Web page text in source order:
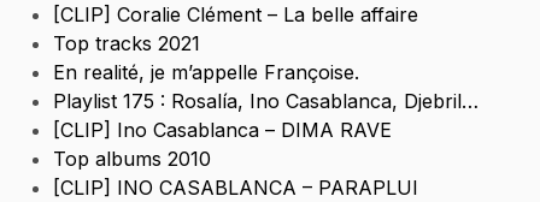
[CLIP] Coralie Clément – La belle affaire
Top tracks 2021
En realité, je m’appelle Françoise.
Playlist 175 : Rosalía, Ino Casablanca, Djebril…
[CLIP] Ino Casablanca – DIMA RAVE
Top albums 2010
[CLIP] INO CASABLANCA – PARAPLUI